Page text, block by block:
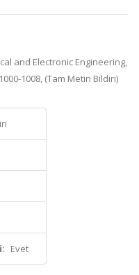
and Electronic Engineering,
1008, (Tam Metin Bildiri)
Evet